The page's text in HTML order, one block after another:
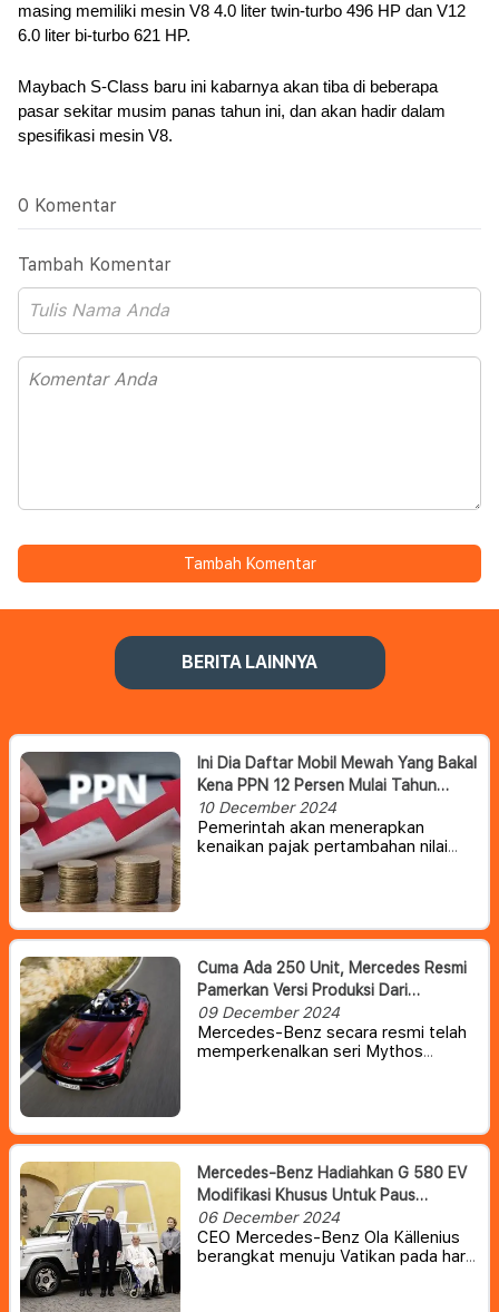
masing memiliki mesin V8 4.0 liter twin-turbo 496 HP dan V12
6.0 liter bi-turbo 621 HP.
Maybach S-Class baru ini kabarnya akan tiba di beberapa
pasar sekitar musim panas tahun ini, dan akan hadir dalam
spesifikasi mesin V8.
0 Komentar
Tambah Komentar
Tambah Komentar
BERITA LAINNYA
Ini Dia Daftar Mobil Mewah Yang Bakal
Kena PPN 12 Persen Mulai Tahun
Depan
10 December 2024
Pemerintah akan menerapkan
kenaikan pajak pertambahan nilai
Indonesia.
Cuma Ada 250 Unit, Mercedes Resmi
Pamerkan Versi Produksi Dari
PureSpeed Concept
09 December 2024
Mercedes-Benz secara resmi telah
memperkenalkan seri Mythos
Mercedes-Benz Hadiahkan G 580 EV
Modifikasi Khusus Untuk Paus
Fransiskus
06 December 2024
CEO Mercedes-Benz Ola Källenius
berangkat menuju Vatikan pada hari